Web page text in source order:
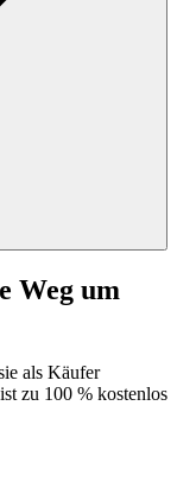
Weg um
als Käufer
zu 100 % kostenlos